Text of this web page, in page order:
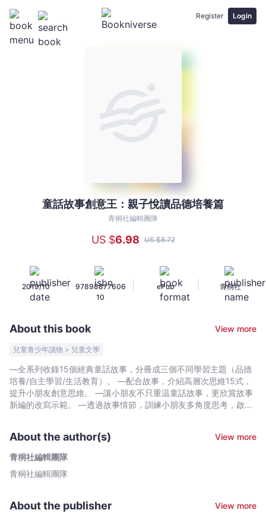
Register Login
王：
悅
讀
德
培
養
-
桐
社
輯
童話故事創意王：親子悅讀品德培養篇
青桐社編輯團隊
US $6.98 US $8.72
2019/10 |
97898877606
10
ePub 青桐社
About this book View more
兒童青少年讀物 > 兒童文學
—全系列收錄15個經典童話故事，分冊成三個不同學習主題（品德
培養/自主學習/生活教育）。 —配合故事，介紹高層次思維15式，
提升小朋友創意思維。 —讓小朋友不只重温童話故事，更欣賞故事
新編的改寫示範。 —透過故事情節，訓練小朋友多角度思考，啟發
事‧創意無限 兔子和烏龜成了好朋友？ 灰姑娘變成了胖姑娘？ 王子
一直没有出現，誰來救白雪公主？ 白雪公主也有一塊魔鏡，她會怎
樣用？ 北風和白雪比試，結果會怎樣？ 家長們，你要教小朋友講故
事嗎？你要指導小朋友寫作嗎？相信這本書能幫到你…… 本書帶領
聯想，配合輕鬆易學的五大創意點子，為故事重新編寫情節或結
局，令寫作變得更創新、更豐富。
About the author(s)
View more
青桐社編輯團隊
青桐社編輯團隊
About the publisher View more